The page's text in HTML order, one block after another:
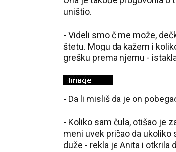
uništio.
- Videli smo čime može,
štetu. Mogu da kažem i
grešku prema njemu -
- Da li misliš da je on
- Koliko sam čula, otišao je
meni uvek pričao da ukoliko
duže - rekla je Anita i otkrila